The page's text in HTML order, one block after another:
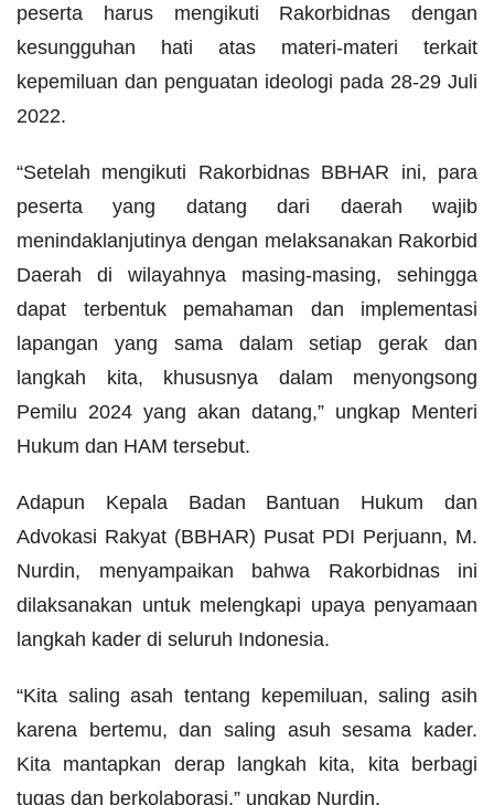
peserta harus mengikuti Rakorbidnas dengan
kesungguhan hati atas materi-materi terkait
kepemiluan dan penguatan ideologi pada 28-29 Juli
2022.
“Setelah mengikuti Rakorbidnas BBHAR ini, para
peserta yang datang dari daerah wajib
menindaklanjutinya dengan melaksanakan Rakorbid
Daerah di wilayahnya masing-masing, sehingga
dapat terbentuk pemahaman dan implementasi
lapangan yang sama dalam setiap gerak dan
langkah kita, khususnya dalam menyongsong
Pemilu 2024 yang akan datang,” ungkap Menteri
Hukum dan HAM tersebut.
Adapun Kepala Badan Bantuan Hukum dan
Advokasi Rakyat (BBHAR) Pusat PDI Perjuann, M.
Nurdin, menyampaikan bahwa Rakorbidnas ini
dilaksanakan untuk melengkapi upaya penyamaan
langkah kader di seluruh Indonesia.
“Kita saling asah tentang kepemiluan, saling asih
karena bertemu, dan saling asuh sesama kader.
Kita mantapkan derap langkah kita, kita berbagi
tugas dan berkolaborasi,” ungkap Nurdin.